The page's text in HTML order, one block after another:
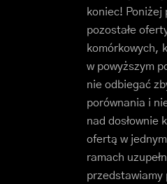
koniec! Poniżej
pozostałe
komórkowych,
w powyższym
nie odbiegać
porównania i
nad dosłownie
ofertą w
ramach
przedstawiamy